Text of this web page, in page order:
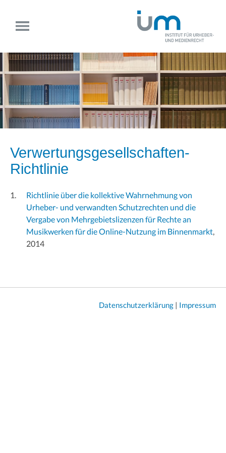
Verwertungsgesellschaften-
Richtlinie
Richtlinie über die kollektive Wahrnehmung von
Urheber- und verwandten Schutzrechten und die
Vergabe von Mehrgebietslizenzen für Rechte an
Musikwerken für die Online-Nutzung im Binnenmarkt,
2014
Datenschutzerklärung | Impressum